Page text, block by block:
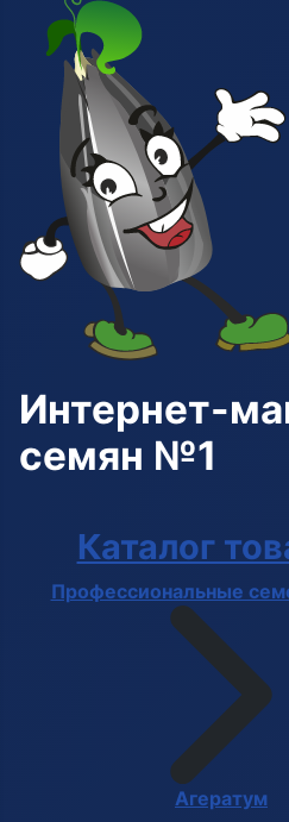
Интернет-
семян №1
Каталог
Профессиональные
Агератум